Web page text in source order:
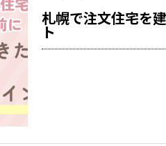
札幌で注文住宅を
ト